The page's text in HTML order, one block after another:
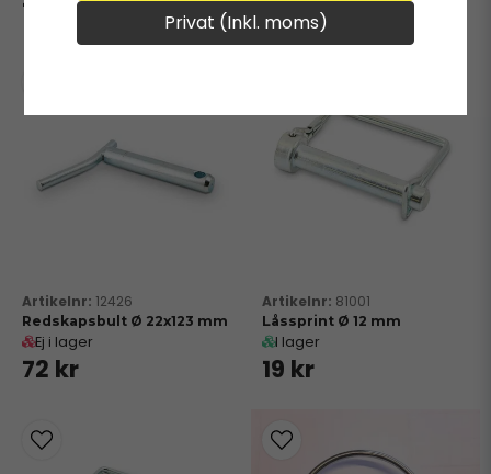
14 kr 72 kr
12426
Redskapsbult Ø 22x123 mm
Ej i lager
72 kr
81001
Låssprint Ø 12 mm
I lager
19 kr
Privat (Inkl. moms)